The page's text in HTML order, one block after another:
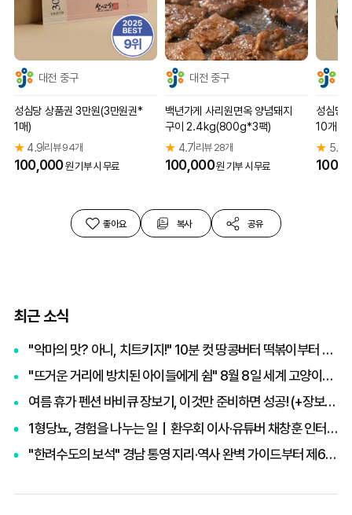
대전 중구
성심당 상품권 3만원(3만원권*
1매)
★4.9 리뷰 94개
100,000원 기부 시 무료
대전 중구
백년가게 사리원면옥 양념돼지
구이 2.4kg(800g*3팩)
★ 4.7 리뷰 28개
100,000원 기부 시 무료
성심당
10개)&
★ 5.0
좋아요 복사 공유
최근 소식
"악마의 맛? 아니, 치트키지!" 10분 컷 땅콩버터 떡볶이부터 효능·부작용 총정리
"뜨거운 거리에 방치된 아이들에게 쉼" 8월 8일 세계 고양이의 날, 나폴리 맛피아 권성준 셰프의 선한 영향력과 간곡한 호소
여름 휴가 펜션 바비큐 장보기, 이것만 준비하면 성공! (+장보기 체크리스트)
1형당뇨, 경험을 나누는 일｜환우회 이사·유튜버 채창훈 인터뷰 ②
"한려수도의 보석" 경남 통영 지리·역사 완벽 가이드부터 제65회 통영한산대첩축제까지 총정리